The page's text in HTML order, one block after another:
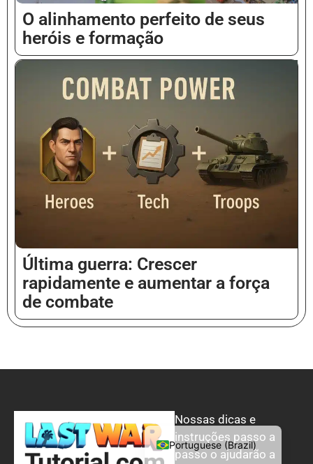
O alinhamento perfeito de seus
heróis e formação
Última guerra: Crescer
rapidamente e aumentar a força
de combate
Nossas dicas e
instruções passo a
passo o ajudarão a
Portuguese (Brazil)
German
Ukrainian
Turkish
Polish
Portuguese (Portugal)
Danish
Arabic
Indonesian
Dutch
Russian
Chinese (Taiwan)
Thai